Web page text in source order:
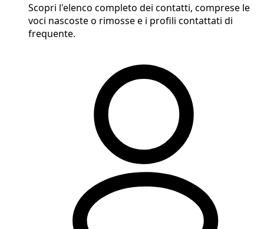
Scopri l'elenco completo dei contatti, comprese le
voci nascoste o rimosse e i profili contattati di
frequente.